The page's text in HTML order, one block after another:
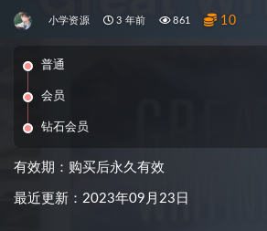
小学资源 3 年前 861 10
普通
会员
钻石会员
有效期：购买后永久有效
最近更新：2023年09月23日